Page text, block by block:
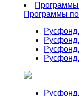
Программы
Программы
Русфонд.
Русфонд.
Русфонд.
Русфонд.
Русфонд.